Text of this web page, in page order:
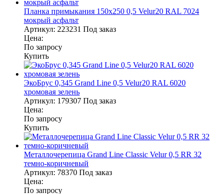
Планка примыкания 150х250 0,5 Velur20 RAL 7024
мокрый асфальт
Артикул: 223231 Под заказ
Цена:
По запросу
Купить
ЭкоБрус 0,345 Grand Line 0,5 Velur20 RAL 6020
хромовая зелень
Артикул: 179307 Под заказ
Цена:
По запросу
Купить
Металлочерепица Grand Line Classic Velur 0,5 RR 32
темно-коричневый
Артикул: 78370 Под заказ
Цена:
По запросу